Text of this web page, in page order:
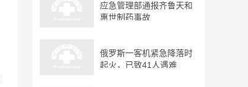
应急管理部通报齐鲁天和
惠世制药事故
俄罗斯一客机紧急降落时
起火，已致41人遇难